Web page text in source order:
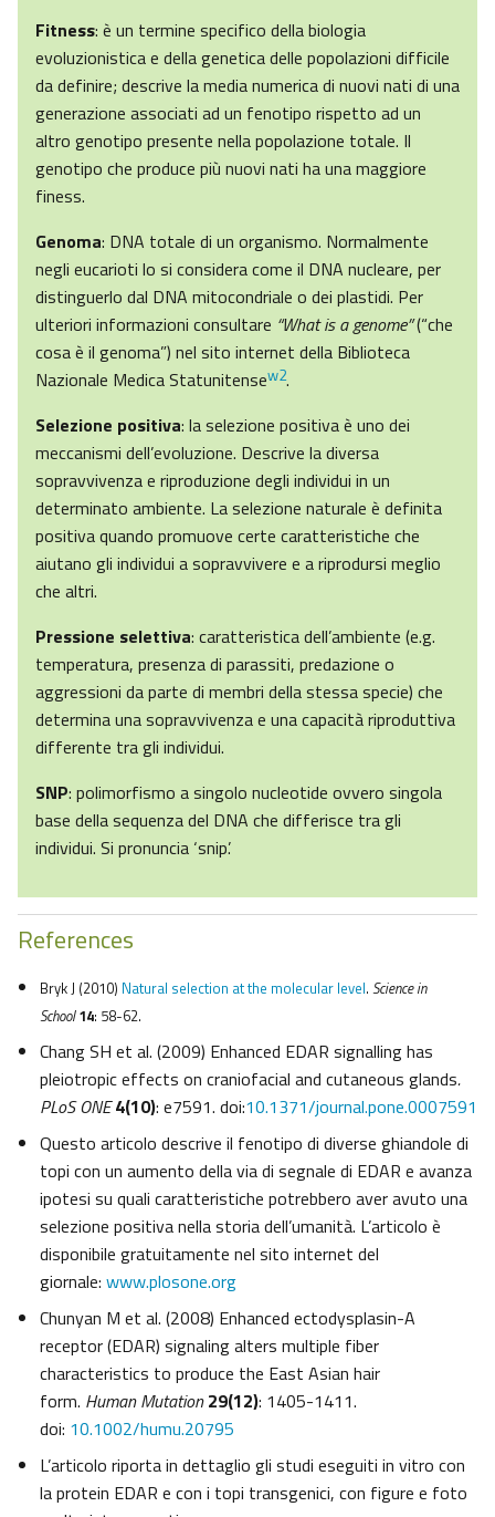
Fitness: è un termine specifico della biologia
evoluzionistica e della genetica delle popolazioni difficile
da definire; descrive la media numerica di nuovi nati di una
generazione associati ad un fenotipo rispetto ad un
altro genotipo presente nella popolazione totale. Il
genotipo che produce più nuovi nati ha una maggiore
finess.
Genoma: DNA totale di un organismo. Normalmente
negli eucarioti lo si considera come il DNA nucleare, per
distinguerlo dal DNA mitocondriale o dei plastidi. Per
ulteriori informazioni consultare “What is a genome”(“che
cosa è il genoma”) nel sito internet della Biblioteca
Nazionale Medica Statunitensew2.
Selezione positiva: la selezione positiva è uno dei
meccanismi dell’evoluzione. Descrive la diversa
sopravvivenza e riproduzione degli individui in un
determinato ambiente. La selezione naturale è definita
positiva quando promuove certe caratteristiche che
aiutano gli individui a sopravvivere e a riprodursi meglio
che altri.
Pressione selettiva: caratteristica dell’ambiente (e.g.
temperatura, presenza di parassiti, predazione o
aggressioni da parte di membri della stessa specie) che
determina una sopravvivenza e una capacità riproduttiva
differente tra gli individui.
SNP: polimorfismo a singolo nucleotide ovvero singola
base della sequenza del DNA che differisce tra gli
individui. Si pronuncia ‘snip’.
References
Bryk J (2010) Natural selection at the molecular level. Science in
School 14: 58-62.
Chang SH et al. (2009) Enhanced EDAR signalling has
pleiotropic effects on craniofacial and cutaneous glands.
PLoS ONE 4(10): e7591. doi:10.1371/journal.pone.0007591
Questo articolo descrive il fenotipo di diverse ghiandole di
topi con un aumento della via di segnale di EDAR e avanza
ipotesi su quali caratteristiche potrebbero aver avuto una
selezione positiva nella storia dell’umanità. L’articolo è
disponibile gratuitamente nel sito internet del
giornale: www.plosone.org
Chunyan M et al. (2008) Enhanced ectodysplasin-A
receptor (EDAR) signaling alters multiple fiber
characteristics to produce the East Asian hair
form. Human Mutation 29(12): 1405-1411.
doi: 10.1002/humu.20795
L’articolo riporta in dettaglio gli studi eseguiti in vitro con
la protein EDAR e con i topi transgenici, con figure e foto